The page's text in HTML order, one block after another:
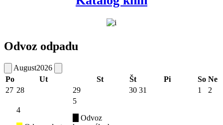
Odvoz odpadu
August2026
Po
Ut St Št Pi So Ne
27 28 29 30 31 1 2
4
5
Odvoz